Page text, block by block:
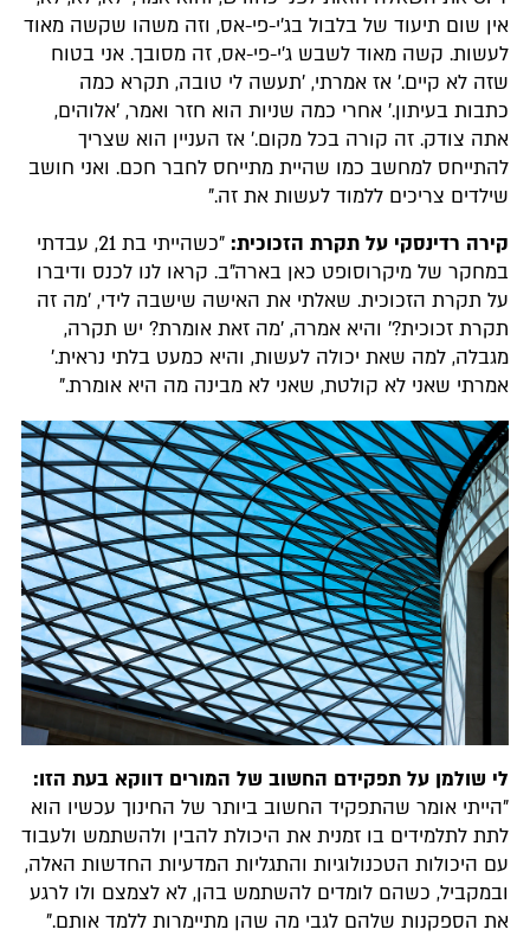
אין שום תיעוד של בלבול בג'י-פי-אס, וזה משהו שקשה מאוד
לעשות. קשה מאוד לשבש ג'י-פי-אס, זה מסובך. אני בטוח
שזה לא קיים.' אז אמרתי, 'תעשה לי טובה, תקרא כמה
כתבות בעיתון.' אחרי כמה שניות הוא חזר ואמר, 'אלוהים,
אתה צודק. זה קורה בכל מקום.' אז העניין הוא שצריך
להתייחס למחשב כמו שהיית מתייחס לחבר חכם. ואני חושב
שילדים צריכים ללמוד לעשות את זה."
קירה רדינסקי על תקרת הזכוכית:
"כשהייתי בת 21, עבדתי
במחקר של מיקרוסופט כאן בארה"ב. קראו לנו לכנס ודיברו
על תקרת הזכוכית. שאלתי את האישה שישבה לידי, 'מה זה
תקרת זכוכית?' והיא אמרה, 'מה זאת אומרת? יש תקרה,
מגבלה, למה שאת יכולה לעשות, והיא כמעט בלתי נראית.'
אמרתי שאני לא קולטת, שאני לא מבינה מה היא אומרת."
לי שולמן על תפקידם החשוב של המורים דווקא בעת הזו:
"הייתי אומר שהתפקיד החשוב ביותר של החינוך עכשיו הוא
לתת לתלמידים בו זמנית את היכולת להבין ולהשתמש ולעבוד
עם היכולות הטכנולוגיות והתגליות המדעיות החדשות האלה,
ובמקביל, כשהם לומדים להשתמש בהן, לא לצמצם ולו לרגע
את הספקנות שלהם לגבי מה שהן מתיימרות ללמד אותם."